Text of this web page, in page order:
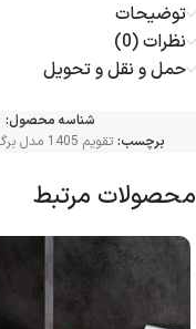
توضیحات
نظرات (0)
حمل و نقل و تحویل
شناسه محصول:
برچسب: تقویم 1405 مدل برگ
محصولات مرتبط